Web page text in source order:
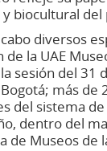
biocultural del
diversos
la UAE
sesión del 31
más de
del sistema
dentro del
de Museos de